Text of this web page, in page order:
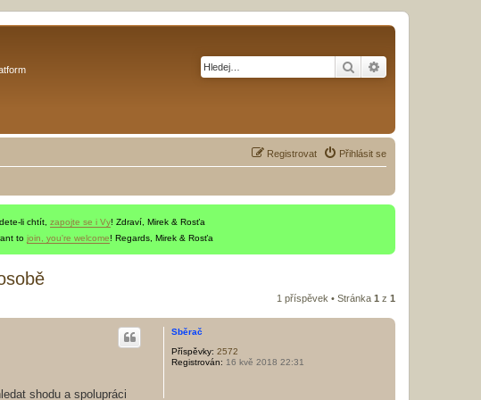
Hledat
Přihlásit se
Registrovat
li chtít, zapojte se i Vy! Zdraví, Mirek & Rosťa
to join, you're welcome! Regards, Mirek & Rosťa
1 příspěvek • Stránka 1 z 1
Sběrač
Příspěvky: 2572
Registrován: 16 kvě 2018 22:31
shodu a spolupráci